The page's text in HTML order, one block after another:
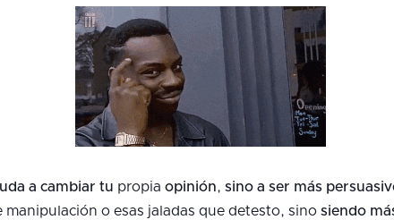
a cambiar tu propia opinión, sino a ser más
manipulación o esas jaladas que detesto, sino siendo